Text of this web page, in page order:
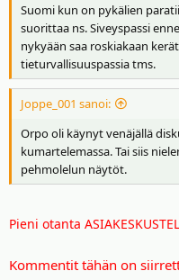
Suomi kun on pykälien
suorittaa ns. Siveyspassi
nykyään saa roskiakaan
tieturvallisuuspassia tms.
Joppe_001 sanoi:
Orpo oli käynyt venäjällä
kumartelemassa. Tai siis
pehmolelun näytöt.
Pieni otanta
Kommentit tähän on